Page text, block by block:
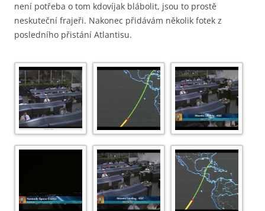
není potřeba o tom kdovíjak blábolit, jsou to prostě
neskuteční frajeři. Nakonec přidávám několik fotek z
posledního přistání Atlantisu.